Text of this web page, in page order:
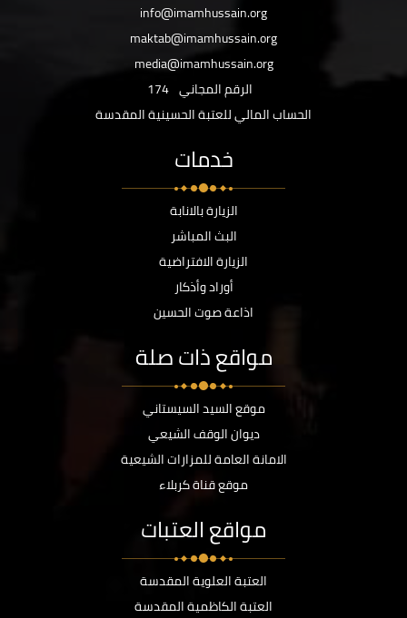
info@imamhussain.org
maktab@imamhussain.org
media@imamhussain.org
الرقم المجاني 174
الحساب المالي للعتبة الحسينية المقدسة
خدمات
الزيارة بالانابة
البث المباشر
الزيارة الافتراضية
أوراد وأذكار
اذاعة صوت الحسين
مواقع ذات صلة
موقع السيد السيستاني
ديوان الوقف الشيعي
الامانة العامة للمزارات الشيعية
موقع قناة كربلاء
مواقع العتبات
العتبة العلوية المقدسة
العتبة الكاظمية المقدسة